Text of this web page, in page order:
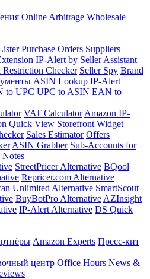
Online Arbitrage Wholesale
Purchase Orders Suppliers
IP-Alert by Seller Assistant
Checker Seller Spy Brand
ASIN Lookup IP-Alert
to UPC UPC to ASIN EAN to
VAT Calculator Amazon IP-
Quick View Storefront Widget
Sales Estimator Offers
ASIN Grabber Sub-Accounts for
Notes
StreetPricer Alternative BQool
Repricer.com Alternative
Unlimited Alternative SmartScout
BuyBotPro Alternative AZInsight
IP-Alert Alternative DS Quick
Amazon Experts Пресс-кит
центр Office Hours News &